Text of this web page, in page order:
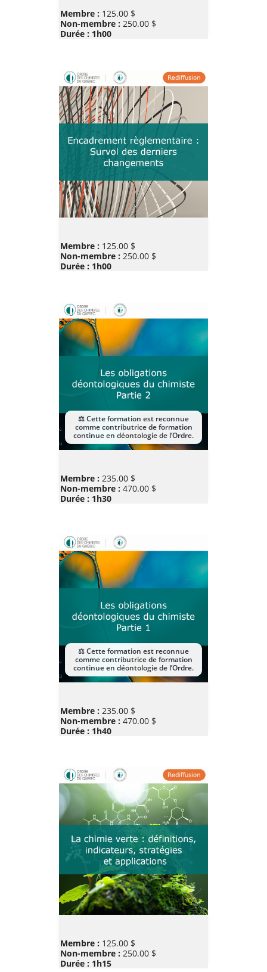
Prix
Membre : 125.00 $
Non-membre : 250.00 $
Durée : 1h00
Prix
Membre : 125.00 $
Non-membre : 250.00 $
Durée : 1h00
Prix
Membre : 235.00 $
Non-membre : 470.00 $
Durée : 1h30
Prix
Membre : 235.00 $
Non-membre : 470.00 $
Durée : 1h40
Prix
Membre : 125.00 $
Non-membre : 250.00 $
Durée : 1h15